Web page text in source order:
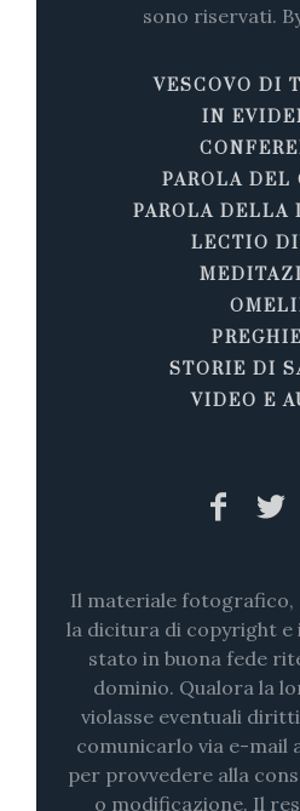
sono riservati.
VESCOVO DI
IN
PAROLA DEL
PAROLA DELLA
LECTIO
STORIE DI
VIDEO E
Il materiale fotografico,
la dicitura di copyright
stato in buona fede
dominio. Qualora la
violasse eventuali
comunicarlo via e-mail
per provvedere alla
o modificazione. Il